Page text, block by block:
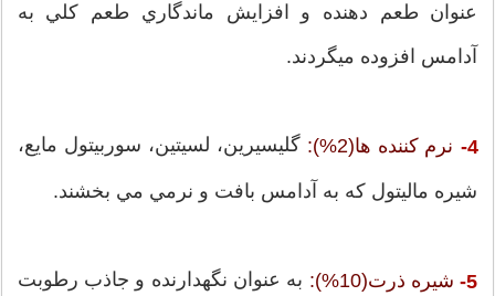
عنوان طعم دهنده و افزايش ماندگاري طعم كلي به
آدامس افزوده ميگردند.
4- نرم كننده ها(2%): گليسيرين، لسيتين، سوربيتول مايع،
شيره ماليتول كه به آدامس بافت و نرمي مي بخشند.
5- شيره ذرت(10%): به عنوان نگهدارنده و جاذب رطوبت